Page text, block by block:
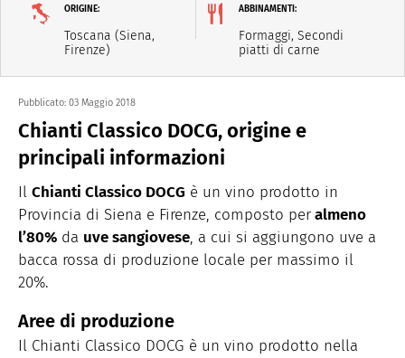
ORIGINE:
Toscana (Siena,
Firenze)
ABBINAMENTI:
Formaggi, Secondi
piatti di carne
Pubblicato: 03 Maggio 2018
Chianti Classico DOCG, origine e
principali informazioni
Il Chianti Classico DOCG è un vino prodotto in
Provincia di Siena e Firenze, composto peralmeno
l’80% da uve sangiovese, a cui si aggiungono uve a
bacca rossa di produzione locale per massimo il
20%.
Aree di produzione
Il Chianti Classico DOCG è un vino prodotto nella